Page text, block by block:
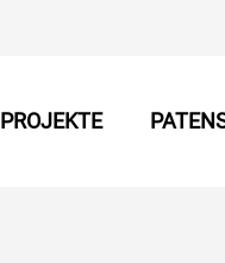
PROJEKTE